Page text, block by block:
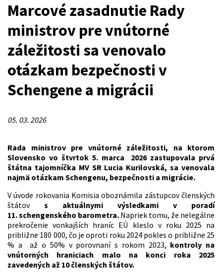
Marcové zasadnutie Rady
ministrov pre vnútorné
záležitosti sa venovalo
otázkam bezpečnosti v
Schengene a migrácii
05. 03. 2026
Rada ministrov pre vnútorné záležitosti, na ktorom
Slovensko vo štvrtok 5. marca 2026 zastupovala prvá
štátna tajomníčka MV SR Lucia Kurilovská, sa venovala
najmä otázkam Schengenu, bezpečnosti a migrácie.
V úvode rokovania Komisia oboznámila zástupcov členských
štátov s aktuálnymi výsledkami v poradí
11. schengenského barometra. Napriek tomu, že nelegálne
prekročenie vonkajších hraníc EÚ kleslo v roku 2025 na
približne 180 000, čo je oproti roku 2024 pokles o približne 25
% a až o 50% v porovnaní s rokom 2023, kontroly na
vnútorných hraniciach malo na konci roka 2025
zavedených až 10 členských štátov.